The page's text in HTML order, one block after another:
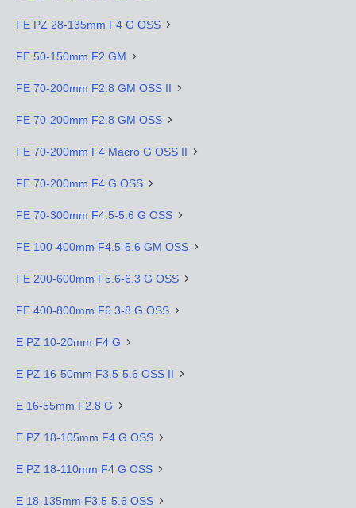
FE PZ 28-135mm F4 G OSS
FE 50-150mm F2 GM
FE 70-200mm F2.8 GM OSS II
FE 70-200mm F2.8 GM OSS
FE 70-200mm F4 Macro G OSS II
FE 70-200mm F4 G OSS
FE 70-300mm F4.5-5.6 G OSS
FE 100-400mm F4.5-5.6 GM OSS
FE 200-600mm F5.6-6.3 G OSS
FE 400-800mm F6.3-8 G OSS
E PZ 10-20mm F4 G
E PZ 16-50mm F3.5-5.6 OSS II
E 16-55mm F2.8 G
E PZ 18-105mm F4 G OSS
E PZ 18-110mm F4 G OSS
E 18-135mm F3.5-5.6 OSS